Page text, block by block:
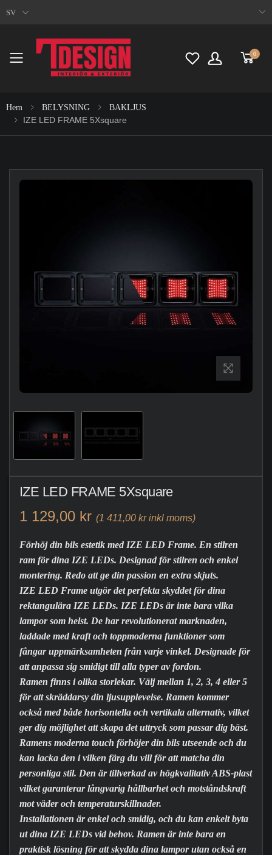
SV
Toggle mobile menu
0
Hem BELYSNING BAKLJUS
IZE LED FRAME 5Xsquare
IZE LED FRAME 5Xsquare
1 129,00 kr (1 411,00 kr inkl moms)
Förhöj din bils estetik med IZE LED Frame. En stilren
ram för dina IZE LEDs. Designad för stilren och enkel
montering. Redo att ge din passion en extra skjuts.
IZE LED Frame utgör det perfekta skyddet för dina
rektangulära IZE LEDs. IZE LEDs är inte bara vilka
lampor som helst. De har revolutionerat marknaden,
laddade med kraft och toppmoderna funktioner som
fångar uppmärksamheten från varje vinkel. Designade för
att anpassa sig smidigt till alla typer av fordon.
Ramen finns i olika storlekar. Välj mellan 1, 2, 3, 4 eller 5
för att skräddarsy din ljusupplevelse. Ramen kommer
också med både horisontella och vertikala alternativ, vilket
ger dig möjlighet att skapa det uttryck som passar dig bäst.
Ramens moderna touch förhöjer din bils utseende och du
kan lacka den i vilken färg du vill för att matcha din
personliga stil. Den är tillverkad av högkvalitativ ABS-plast
vilket garanterar långvarig hållbarhet och motståndskraft
mot väder och temperaturskillnader.
Installationen är enkel och smidig, och du kan enkelt byta
ut dina IZE LEDs vid behov. Ramen är inte bara en
praktisk lösning för att skydda dina lampor utan också en